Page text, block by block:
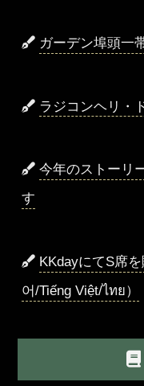
ガーデン埠頭一
ラジコンヘリ・
今年のストーリ
す
KKdayにてS席
어/Tiếng Việt/ไทย）